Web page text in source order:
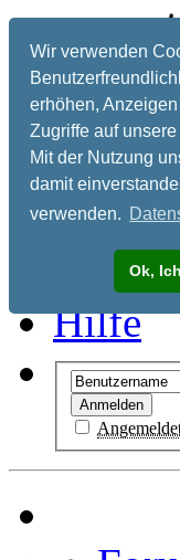
Wir verwenden
erhöhen,
Zugriffe auf
Mit der Nutzung
damit
verwenden.
Ok,
Hilfe